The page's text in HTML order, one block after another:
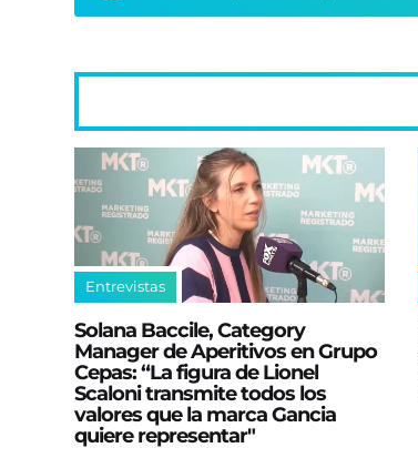
Entrevistas
Solana Baccile, Category
Manager de Aperitivos en Grupo
Cepas: “La figura de Lionel
Scaloni transmite todos los
valores que la marca Gancia
quiere representar"